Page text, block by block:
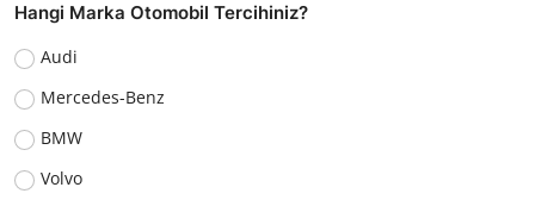
Hangi Marka Otomobil Tercihiniz?
Audi
Mercedes-Benz
BMW
Volvo